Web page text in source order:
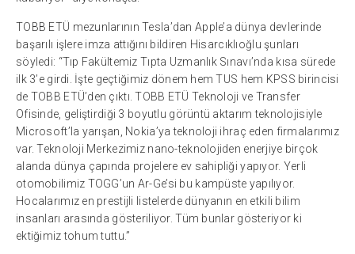
TOBB ETÜ mezunlarının Tesla’dan Apple’a dünya devlerinde
başarılı işlere imza attığını bildiren Hisarcıklıoğlu şunları
söyledi: “Tıp Fakültemiz Tıpta Uzmanlık Sınavı’nda kısa sürede
ilk 3’e girdi. İşte geçtiğimiz dönem hem TUS hem KPSS birincisi
de TOBB ETÜ’den çıktı. TOBB ETÜ Teknoloji ve Transfer
Ofisinde, geliştirdiği 3 boyutlu görüntü aktarım teknolojisiyle
Microsoft’la yarışan, Nokia’ya teknoloji ihraç eden firmalarımız
var. Teknoloji Merkezimiz nano-teknolojiden enerjiye birçok
alanda dünya çapında projelere ev sahipliği yapıyor. Yerli
otomobilimiz TOGG’un Ar-Ge’si bu kampüste yapılıyor.
Hocalarımız en prestijli listelerde dünyanın en etkili bilim
insanları arasında gösteriliyor. Tüm bunlar gösteriyor ki
ektiğimiz tohum tuttu.”